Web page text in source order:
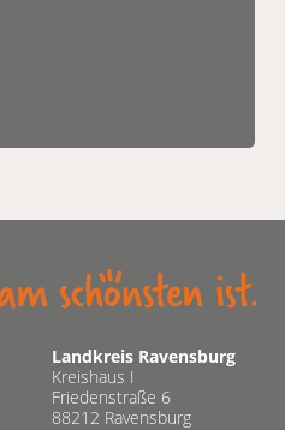
Landkreis Ravensburg
Kreishaus I
Friedenstraße 6
88212 Ravensburg